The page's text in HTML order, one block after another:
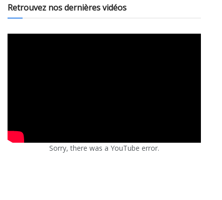
Retrouvez nos dernières vidéos
Sorry, there was a YouTube error.